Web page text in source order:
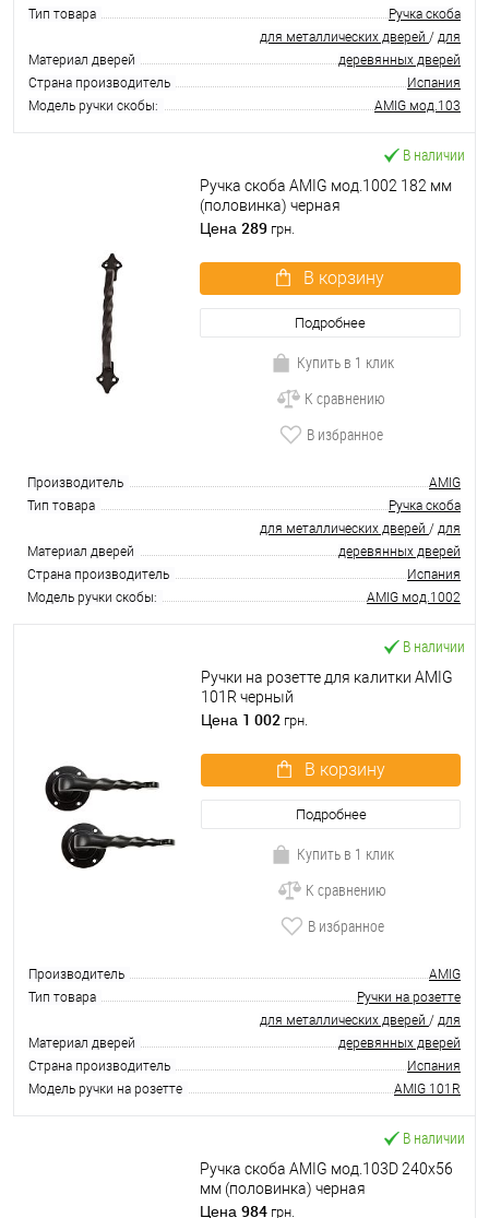
Тип товара
Ручка скоба
Материал дверей
для металлических дверей / для
деревянных дверей
Страна производитель
Испания
Модель ручки скобы:
AMIG мод.103
В наличии
Ручка скоба AMIG мод.1002 182 мм
(половинка) черная
Цена 289 грн.
В корзину
Подробнее
Купить в 1 клик
К сравнению
В избранное
Производитель
AMIG
Тип товара
Ручка скоба
Материал дверей
для металлических дверей / для
деревянных дверей
Страна производитель
Испания
Модель ручки скобы:
AMIG мод.1002
В наличии
Ручки на розетте для калитки AMIG
101R черный
Цена 1 002 грн.
В корзину
Подробнее
Купить в 1 клик
К сравнению
В избранное
Производитель
AMIG
Тип товара
Ручки на розетте
Материал дверей
для металлических дверей / для
деревянных дверей
Страна производитель
Испания
Модель ручки на розетте
AMIG 101R
В наличии
Ручка скоба AMIG мод.103D 240x56
мм (половинка) черная
Цена 984 грн.